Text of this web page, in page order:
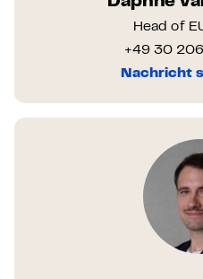
Head of
+49 30
Nachricht